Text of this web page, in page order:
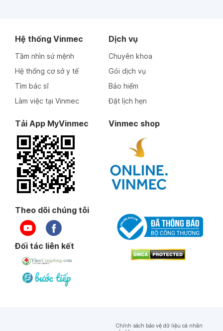
Hệ thống Vinmec
Tầm nhìn sứ mệnh
Hệ thống cơ sở y tế
Tìm bác sĩ
Làm việc tại Vinmec
Dịch vụ
Chuyên khoa
Gói dịch vụ
Bảo hiểm
Đặt lịch hẹn
Tải App MyVinmec Vinmec shop
Theo dõi chúng tôi
Đối tác liên kết
Chính sách bảo vệ dữ liệu cá nhân